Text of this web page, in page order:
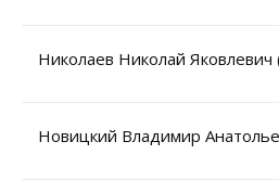
Николаев Николай
Новицкий Владимир